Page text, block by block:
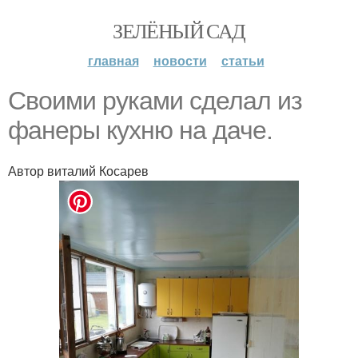
ЗЕЛЁНЫЙ САД
главная новости статьи
Своими руками сделал из
фанеры кухню на даче.
Автор виталий Косарев